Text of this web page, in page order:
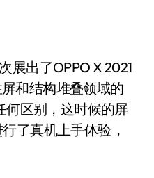
和结构堆叠领域的
何区别，这时候的屏
了真机上手体验，